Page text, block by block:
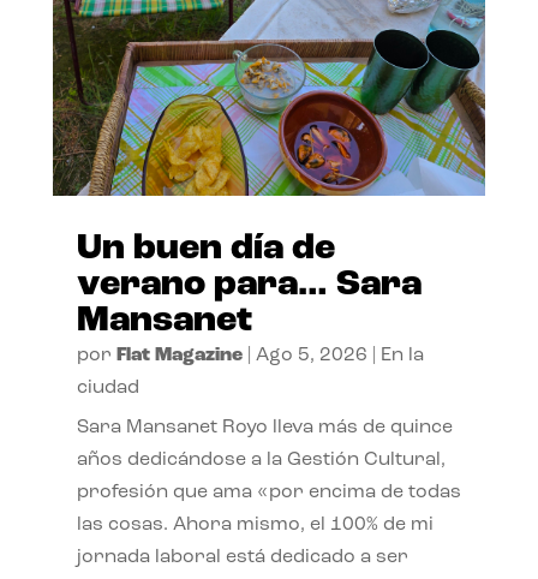
Un buen día de
verano para… Sara
Mansanet
por Flat Magazine| Ago 5, 2026
En la
ciudad
Sara Mansanet Royo lleva más de quince
años dedicándose a la Gestión Cultural,
profesión que ama «por encima de todas
las cosas. Ahora mismo, el 100% de mi
jornada laboral está dedicado a ser